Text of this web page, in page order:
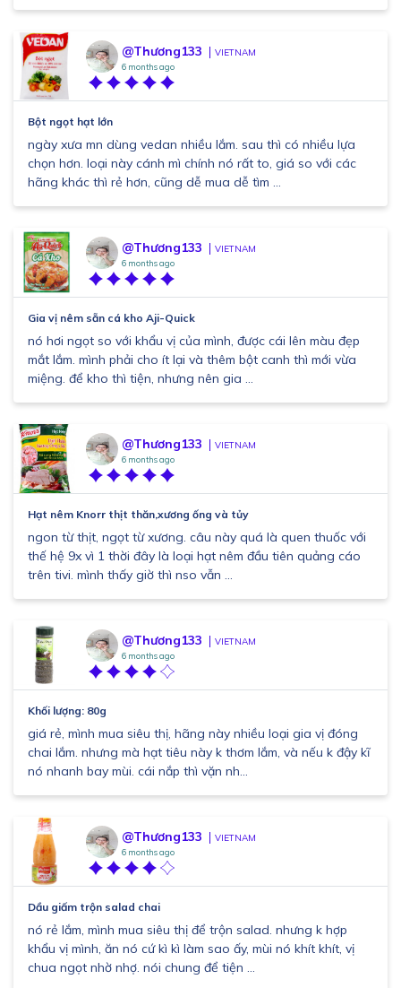
@Thương133 VIETNAM
6 months ago
Bột ngọt hạt lớn
ngày xưa mn dùng vedan nhiều lắm. sau thì có nhiều lựa
chọn hơn. loại này cánh mì chính nó rất to, giá so với các
hãng khác thì rẻ hơn, cũng dễ mua dễ tìm ...
@Thương133 VIETNAM
6 months ago
Gia vị nêm sẵn cá kho Aji-Quick
nó hơi ngọt so với khẩu vị của mình, được cái lên màu đẹp
mắt lắm. mình phải cho ít lại và thêm bột canh thì mới vừa
miệng. để kho thì tiện, nhưng nên gia ...
@Thương133 VIETNAM
6 months ago
Hạt nêm Knorr thịt thăn,xương ống và tủy
ngon từ thịt, ngọt từ xương. câu này quá là quen thuốc với
thế hệ 9x vì 1 thời đây là loại hạt nêm đầu tiên quảng cáo
trên tivi. mình thấy giờ thì nso vẫn ...
@Thương133 VIETNAM
6 months ago
Khối lượng: 80g
giá rẻ, mình mua siêu thị, hãng này nhiều loại gia vị đóng
chai lắm. nhưng mà hạt tiêu này k thơm lắm, và nếu k đậy kĩ
nó nhanh bay mùi. cái nắp thì vặn nh...
@Thương133 VIETNAM
6 months ago
Dầu giấm trộn salad chai
nó rẻ lắm, mình mua siêu thị để trộn salad. nhưng k hợp
khẩu vị mình, ăn nó cứ kì kì làm sao ấy, mùi nó khít khít, vị
chua ngọt nhờ nhợ. nói chung để tiện ...